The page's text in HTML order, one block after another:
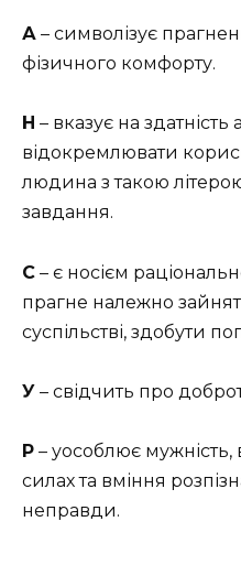
А – символізує
фізичного комфорту.
Н – вказує на
відокремлювати
людина з такою
завдання.
С – є носієм
прагне належно
суспільстві, здобути
У – свідчить про
Р – уособлює мужність,
силах та вміння
неправди.